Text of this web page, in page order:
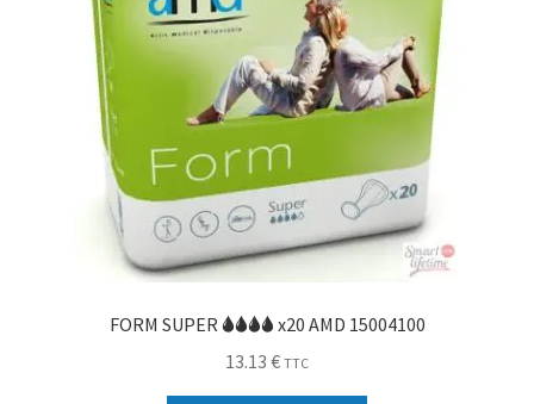
FORM SUPER 🌢🌢🌢🌢 x20 AMD 15004100
13.13 € TTC